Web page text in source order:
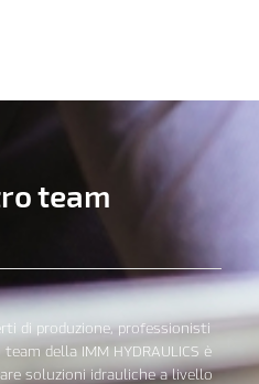
team
di produzione, professionisti
della IMM HYDRAULICS è
soluzioni idrauliche a livello